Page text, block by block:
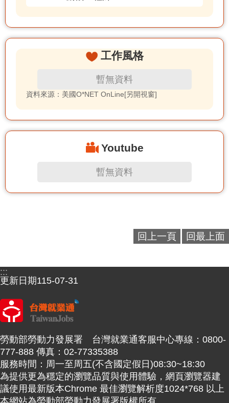
工作風格
暫無資料
資料來源：美國O*NET OnLine[另開視窗]
Youtube
暫無資料
回上一頁 回最上面
:::
更新日期115-07-31
勞動部勞動力發展署 台灣就業通客服中心專線：0800-
777-888 傳真：02-77335388
服務時間：周一至周五(不含國定假日)08:30~18:30
為提供更為穩定的瀏覽品質與使用體驗，網頁瀏覽器建
議使用最新版本Chrome 最佳瀏覽解析度1024*768 以上